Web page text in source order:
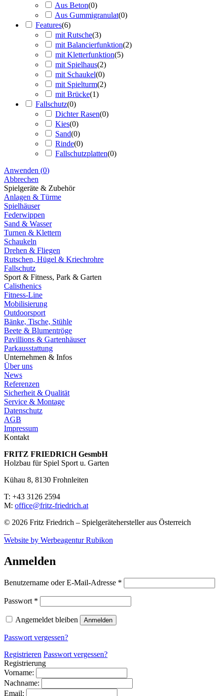
Aus Beton(0)
Aus Gummigranulat(0)
Features(6)
mit Rutsche(3)
mit Balancierfunktion(2)
mit Kletterfunktion(5)
mit Spielhaus(2)
mit Schaukel(0)
mit Spielturm(2)
mit Brücke(1)
Fallschutz(0)
Dichter Rasen(0)
Kies(0)
Sand(0)
Rinde(0)
Fallschutzplatten(0)
Anwenden (0)
Abbrechen
Spielgeräte & Zubehör
Anlagen & Türme
Spielhäuser
Federwippen
Sand & Wasser
Turnen & Klettern
Schaukeln
Drehen & Fliegen
Rutschen, Hügel & Kriechrohre
Fallschutz
Sport & Fitness, Park & Garten
Calisthenics
Fitness-Line
Mobilisierung
Outdoorsport
Bänke, Tische, Stühle
Beete & Blumentröge
Pavillions & Gartenhäuser
Parkausstattung
Unternehmen & Infos
Über uns
News
Referenzen
Sicherheit & Qualität
Service & Montage
Datenschutz
AGB
Impressum
Kontakt
FRITZ FRIED­RICH GesmbH
Holzbau für Spiel Sport u. Garten
Kühau 8, 8130 Frohn­leiten
T: +43 3126 2594
M: office@fritz-fried­rich.at
© 2026 Fritz Friedrich – Spielgerätehersteller aus Österreich
Website by Werbeagentur Rubikon
Anmelden
Benutzername oder E-Mail-Adresse *
Passwort *
Angemeldet bleiben Anmelden
Passwort vergessen?
Registrieren Passwort vergessen?
Registrierung
Vorname:
Nachname:
Email: